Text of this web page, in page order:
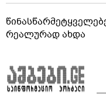
რეალურად ახდა